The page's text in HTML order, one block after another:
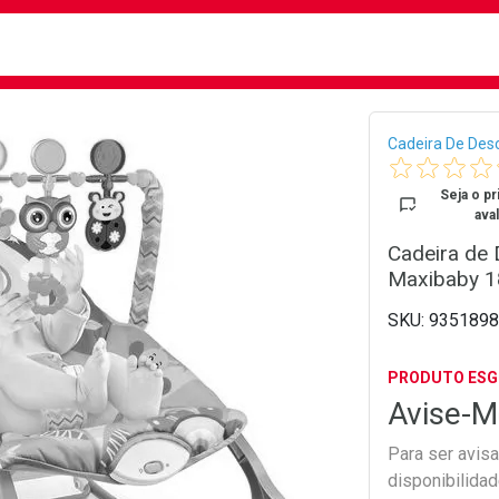
Cadeira De
Seja o
Cadeira de
Maxibaby
PRODUTO
Avise-
Para ser